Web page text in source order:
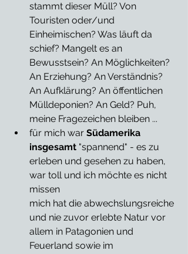
stammt dieser Müll? Von
Touristen oder/und
Einheimischen? Was läuft da
schief? Mangelt es an
Bewusstsein? An Möglichkeiten?
An Erziehung? An Verständnis?
An Aufklärung? An öffentlichen
Mülldeponien? An Geld? Puh,
meine Fragezeichen bleiben ...
für mich war Südamerika
insgesamt "spannend" - es zu
erleben und gesehen zu haben,
war toll und ich möchte es nicht
missen
mich hat die abwechslungsreiche
und nie zuvor erlebte Natur vor
allem in Patagonien und
Feuerland sowie im